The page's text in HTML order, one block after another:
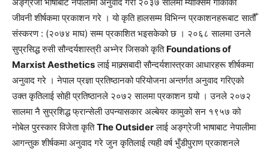
जीवनी शीर्षकमा प्रकाशन गरे । यो कृति हालसम्म विभिन्न प्रकाशनहरूबाट सातौँ
संस्करण : (२०७४ माघ) सम्म प्रकाशित भइसकेको छ । २०६८ सालमा उनले
सुप्रसिद्ध रुसी सौन्दर्यशास्त्री अभ्नेर जिसको कृति Foundations of
Marxist Aestheticsलाई माक्र्सबादी सौन्दर्यशास्त्रका आधारहरू शीर्षकमा
अनुवाद गरे । नेपाल प्रज्ञा प्रतिष्ठानको परियोजना अन्तर्गत अनुवाद गरिएको
उक्त कृतिलाई सोही प्रतिष्ठानले २०७२ सालमा प्रकाशन गर्‍यो । उनले २०७२
सालमा नै सुप्रशिद्ध फ्रान्सेली उपन्यासकार अल्बेयर कामुको सन १९५७ को
नोबेल पुरस्कार विजेता कृतिThe Outsiderलाई अङ्ग्रेजी भाषाबाट नेपालीमा
आगन्तुक शीर्षकमा अनुवाद गरे जुन कृतिलाई त्यही वर्ष भुँडीपुराण प्रकाशनले